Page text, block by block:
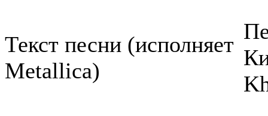
Текст песни (исполняет
Metallica)